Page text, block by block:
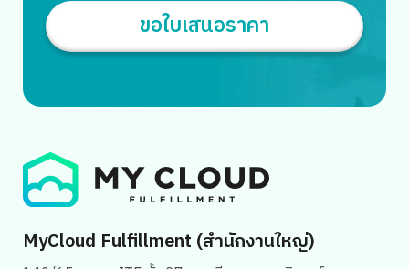
Search
เชี่ยวชาญ และใช้เทคโนโลยีที่ทันสมัยในการผลิต ผลิตภัณฑ์ของ
แบรนด์เน้นฟื้นบำรุงผิวให้แข็งแรง ดูแลผิวตั้งแต่พื้นฐาน เพื่อผิว
แข็งแรงสุขภาพดีในระยะยาว นอกจากนี้ AMT Skincare ยังมี
ผลิตภัณฑ์ที่เหมาะสมกับสภาพผิวของแต่ละบุคคล โดยมีช่อง
เชี่ยวชาญด้านสกินแคร์ จบปริญญาตรีเภสัชศาสตร์ จุฬาฯ
เกียรตินิยมอันดับหนึ่ง และคว้าทุนรัฐบาลญี่ปุ่นไปศึกษาต่อ
ปริญญาโทด้านเครื่องสำอาง ด้วยประสบการณ์ทำงานในวงการ
สกินแคร์ญี่ปุ่นมากว่า 15 ปี คุณฝุ่งจึงนำความรู้และความ
เชี่ยวชาญมาคิดค้นและพัฒนาสกินแคร์ AMT ตั้งแต่การคัด
ขอใบเสนอราคา
MyCloud Fulfillment (สำนักงานใหญ่)